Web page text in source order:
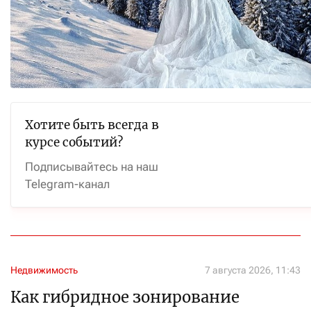
Хотите быть всегда в
курсе событий?
Подписывайтесь на наш
Telegram-канал
Недвижимость 7 августа 2026, 11:43
Как гибридное зонирование